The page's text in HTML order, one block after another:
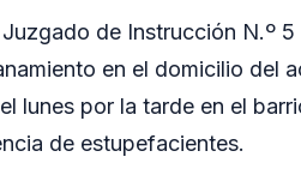
de Instrucción N.º
en el domicilio del
lunes por la tarde en el
de estupefacientes.